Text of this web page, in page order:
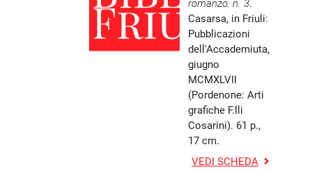
romanzo: n. 3.
Casarsa, in Friuli:
Pubblicazioni
dell'Accademiuta,
giugno
MCMXLVII
(Pordenone: Arti
grafiche F.lli
Cosarini). 61 p.,
17 cm.
VEDI SCHEDA